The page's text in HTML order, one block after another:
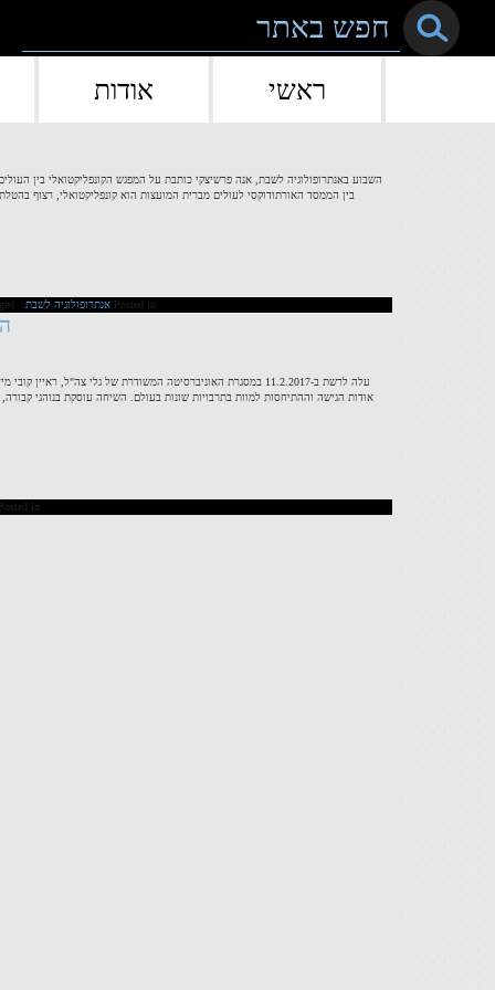
Skip to content
ראשי אודות
בין הממסד האורתודוקסי לעולים מברית המועצות הוא קונפליקטואלי, רצוף
Posted in אנתרופולוגיה לשבת
עלה לרשת ב-11.2.2017 במסגרת האוניברסיטה המשודרת של גלי צה"ל,
אודות הגישה וההתיחסות למוות בתרבויות שונות בעולם. השיחה עוסקת בנוהגי
Posted in